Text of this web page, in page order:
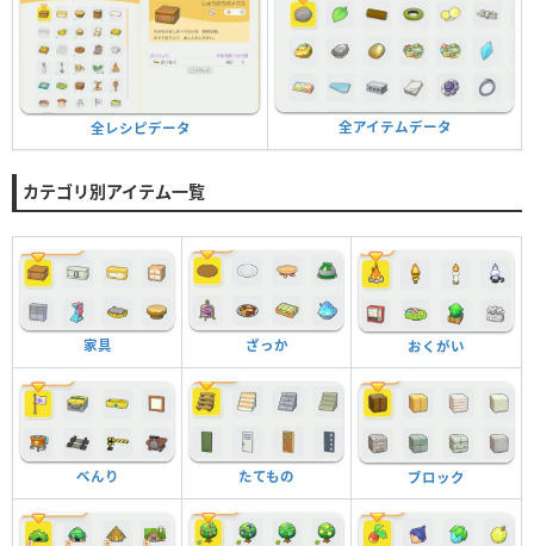
全レシピデータ 全アイテムデータ
カテゴリ別アイテム一覧
家具 ざっか おくがい
べんり たてもの ブロック